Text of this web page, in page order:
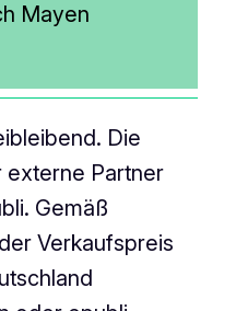
Mayen
Die
Partner
Gemäß
Verkaufspreis